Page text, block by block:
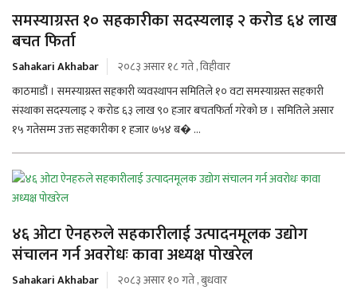
समस्याग्रस्त १० सहकारीका सदस्यलाइ २ करोड ६४ लाख
बचत फिर्ता
Sahakari Akhabar
२०८३ असार १८ गते , विहीवार
काठमाडौं । समस्याग्रस्त सहकारी व्यवस्थापन समितिले १० वटा समस्याग्रस्त सहकारी
संस्थाका सदस्यलाइ २ करोड ६३ लाख ९० हजार बचतफिर्ता गरेको छ । समितिले असार
१५ गतेसम्म उक्त सहकारीका १ हजार ७५४ ब� ...
४६ ओटा ऐनहरुले सहकारीलाई उत्पादनमूलक उद्योग
संचालन गर्न अवरोधः कावा अध्यक्ष पोखरेल
Sahakari Akhabar
२०८३ असार १० गते , बुधवार